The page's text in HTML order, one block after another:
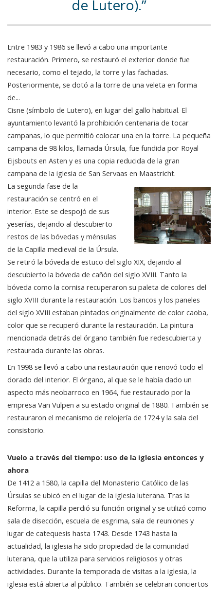
de Lutero).
Entre 1983 y 1986 se llevó a cabo una importante
restauración. Primero, se restauró el exterior donde fue
necesario, como el tejado, la torre y las fachadas.
Posteriormente, se dotó a la torre de una veleta en forma
de...
Cisne (símbolo de Lutero), en lugar del gallo habitual. El
ayuntamiento levantó la prohibición centenaria de tocar
campanas, lo que permitió colocar una en la torre. La pequeña
campana de 98 kilos, llamada Úrsula, fue fundida por Royal
Eijsbouts en Asten y es una copia reducida de la gran
campana de la iglesia de San Servaas en Maastricht.
La segunda fase de la
restauración se centró en el
interior. Este se despojó de sus
yeserías, dejando al descubierto
restos de las bóvedas y ménsulas
de la Capilla medieval de la Úrsula.
Se retiró la bóveda de estuco del siglo XIX, dejando al
descubierto la bóveda de cañón del siglo XVIII. Tanto la
bóveda como la cornisa recuperaron su paleta de colores del
siglo XVIII durante la restauración. Los bancos y los paneles
del siglo XVIII estaban pintados originalmente de color caoba,
color que se recuperó durante la restauración. La pintura
mencionada detrás del órgano también fue redescubierta y
restaurada durante las obras.
En 1998 se llevó a cabo una restauración que renovó todo el
dorado del interior. El órgano, al que se le había dado un
aspecto más neobarroco en 1964, fue restaurado por la
empresa Van Vulpen a su estado original de 1880. También se
restauraron el mecanismo de relojería de 1724 y la sala del
consistorio.
Vuelo a través del tiempo: uso de la iglesia entonces y
ahora
De 1412 a 1580, la capilla del Monasterio Católico de las
Úrsulas se ubicó en el lugar de la iglesia luterana. Tras la
Reforma, la capilla perdió su función original y se utilizó como
sala de disección, escuela de esgrima, sala de reuniones y
lugar de catequesis hasta 1743. Desde 1743 hasta la
actualidad, la iglesia ha sido propiedad de la comunidad
luterana, que la utiliza para servicios religiosos y otras
actividades. Durante la temporada de visitas a la iglesia, la
iglesia está abierta al público. También se celebran conciertos